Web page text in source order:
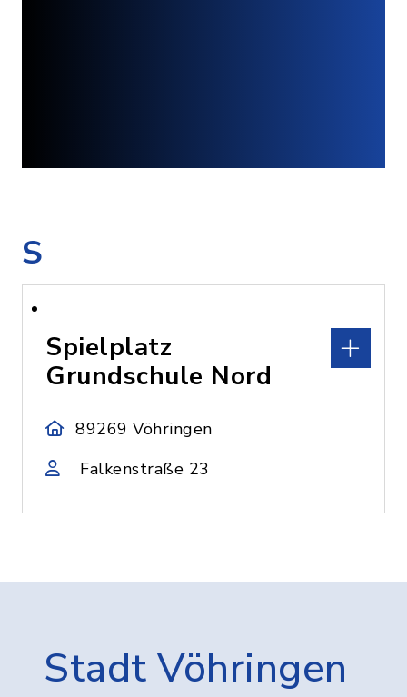
S
Spielplatz
Grundschule Nord
89269 Vöhringen
Falkenstraße 23
Stadt Vöhringen